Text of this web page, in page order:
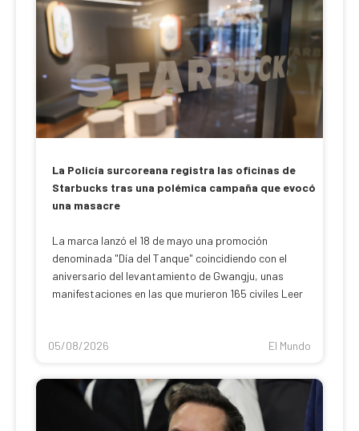
La Policía surcoreana registra las oficinas de
Starbucks tras una polémica campaña que evocó
una masacre
La marca lanzó el 18 de mayo una promoción
denominada "Día del Tanque" coincidiendo con el
aniversario del levantamiento de Gwangju, unas
manifestaciones en las que murieron 165 civiles Leer
05/08/2026 El Mundo